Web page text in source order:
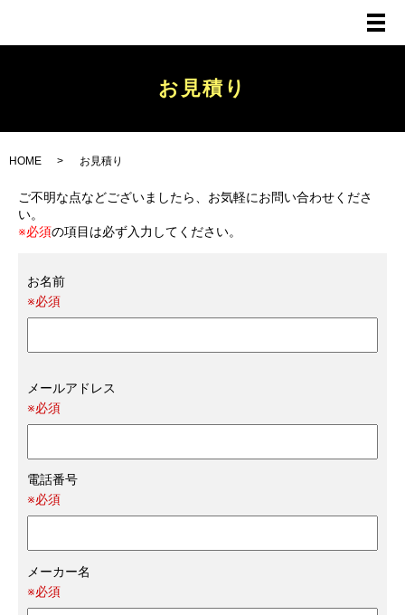
メ
お見積り
HOME お見積り
ご不明な点などございましたら、お気軽にお問い合わせくださ
い。
※必須の項目は必ず入力してください。
お名前
※必須
メールアドレス
※必須
電話番号
※必須
メーカー名
※必須